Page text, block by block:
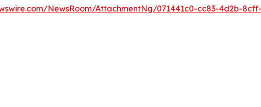
NewsRoom/AttachmentNg/071441c0-cc83-4d2b-